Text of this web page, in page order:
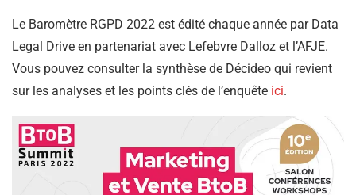
Le Baromètre RGPD 2022 est édité chaque année par Data
Legal Drive en partenariat avec Lefebvre Dalloz et l’AFJE.
Vous pouvez consulter la synthèse de Décideo qui revient
sur les analyses et les points clés de l’enquête ici.